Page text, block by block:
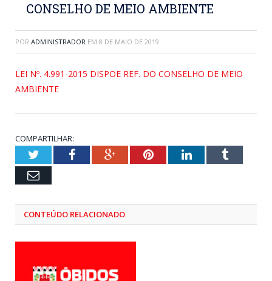
CONSELHO DE MEIO AMBIENTE
POR ADMINISTRADOR EM 8 DE MAIO DE 2019
LEI Nº. 4.991-2015 DISPOE REF. DO CONSELHO DE MEIO
AMBIENTE
COMPARTILHAR:
TwitterFacebookGoogle+PinterestLinkedInTumblr
Email
CONTEÚDO RELACIONADO